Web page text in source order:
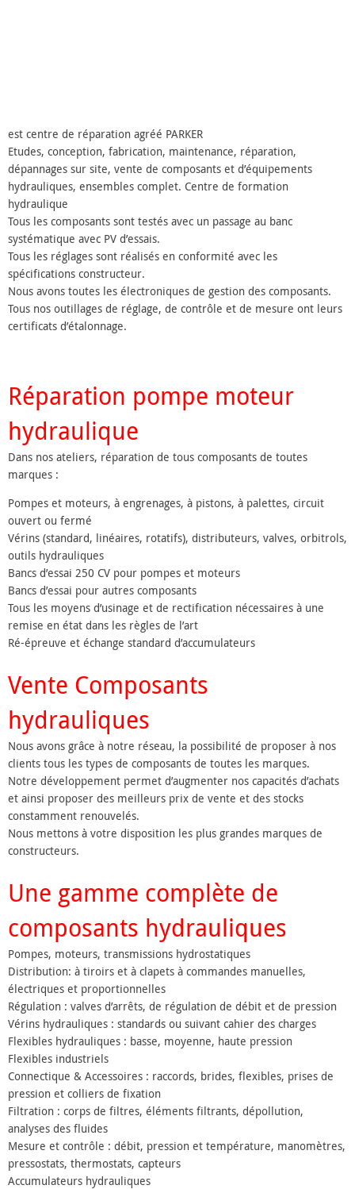
est centre de réparation agréé PARKER
Etudes, conception, fabrication, maintenance, réparation,
dépannages sur site, vente de composants et d’équipements
hydrauliques, ensembles complet. Centre de formation
hydraulique
Tous les composants sont testés avec un passage au banc
systématique avec PV d’essais.
Tous les réglages sont réalisés en conformité avec les
spécifications constructeur.
Nous avons toutes les électroniques de gestion des composants.
Tous nos outillages de réglage, de contrôle et de mesure ont leurs
certificats d’étalonnage.
Réparation pompe moteur
hydraulique
Dans nos ateliers, réparation de tous composants de toutes
marques :
Pompes et moteurs, à engrenages, à pistons, à palettes, circuit
ouvert ou fermé
Vérins (standard, linéaires, rotatifs), distributeurs, valves, orbitrols,
outils hydrauliques
Bancs d’essai 250 CV pour pompes et moteurs
Bancs d’essai pour autres composants
Tous les moyens d’usinage et de rectification nécessaires à une
remise en état dans les règles de l’art
Ré-épreuve et échange standard d’accumulateurs
Vente Composants
hydrauliques
Nous avons grâce à notre réseau, la possibilité de proposer à nos
clients tous les types de composants de toutes les marques.
Notre développement permet d’augmenter nos capacités d’achats
et ainsi proposer des meilleurs prix de vente et des stocks
constamment renouvelés.
Nous mettons à votre disposition les plus grandes marques de
constructeurs.
Une gamme complète de
composants hydrauliques
Pompes, moteurs, transmissions hydrostatiques
Distribution: à tiroirs et à clapets à commandes manuelles,
électriques et proportionnelles
Régulation : valves d’arrêts, de régulation de débit et de pression
Vérins hydrauliques : standards ou suivant cahier des charges
Flexibles hydrauliques : basse, moyenne, haute pression
Flexibles industriels
Connectique & Accessoires : raccords, brides, flexibles, prises de
pression et colliers de fixation
Filtration : corps de filtres, éléments filtrants, dépollution,
analyses des fluides
Mesure et contrôle : débit, pression et température, manomètres,
pressostats, thermostats, capteurs
Accumulateurs hydrauliques